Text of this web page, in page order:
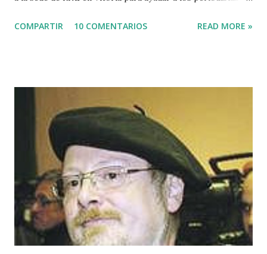
pudiera ocurrir después de que se cumpliera el plazo de 48
Batasuna, Rufi Etxeberria, que hasta el año pasado fue
dirigente de Sortu. Tras aquel vil secuestro, las calles de
Euskadi dejaron de ser dominadas por ETA y su entorno
político. Nadie recuerda en Bilbao una manifestación mayor
que la que había pedido la liberación de Miguel Angel
Blanco horas antes de su asesinato: concentró a más de
medio millón de personas. Fuimos muchos los que
descubrimos que l...
COMPARTIR 10 COMENTARIOS READ MORE »